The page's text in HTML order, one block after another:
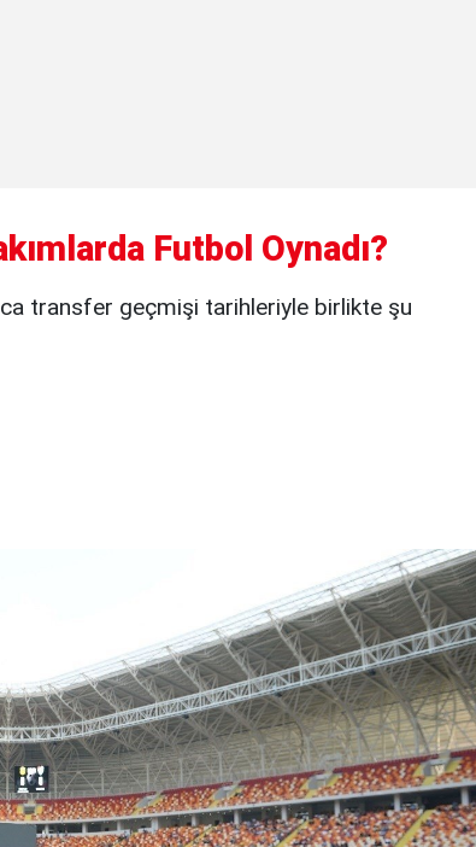
Futbol Oynadı?
transfer geçmişi tarihleriyle birlikte şu